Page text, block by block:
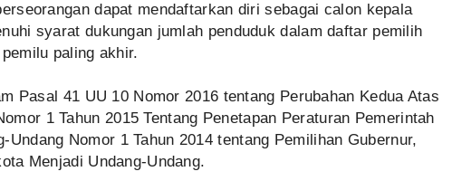
dapat mendaftarkan diri sebagai calon kepala
syarat dukungan jumlah penduduk dalam daftar pemilih
paling akhir.
Pasal 41 UU 10 Nomor 2016 tentang Perubahan Kedua Atas
1 Tahun 2015 Tentang Penetapan Peraturan Pemerintah
Undang Nomor 1 Tahun 2014 tentang Pemilihan Gubernur,
Menjadi Undang-Undang.